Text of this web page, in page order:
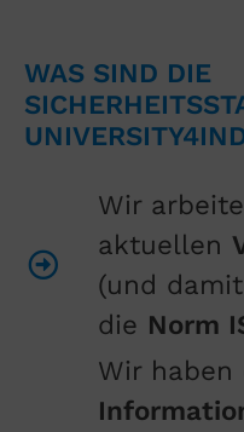
WAS SIND DIE
Wir
aktuellen
(und
die Norm
Wir haben